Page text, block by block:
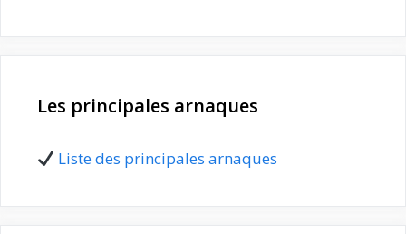
Les principales arnaques
Liste des principales arnaques